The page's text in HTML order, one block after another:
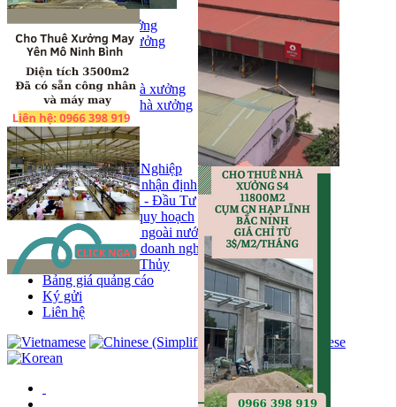
Trang chủ
Bán kho, nhà xưởng
Bán kho xưởng
Kho
Mặt bằng
Cho thuê kho, nhà xưởng
Cho thuê nhà xưởng
Kho
Mặt bằng
Tin tức
Khu Công Nghiệp
Phân tích - nhận định
Chính sách - Đầu Tư
Thông tin quy hoạch
Thị trường ngoài nước
Hoạt động doanh nghiẹp
Tin Phong Thủy
Bảng giá quảng cáo
Ký gửi
Liên hệ